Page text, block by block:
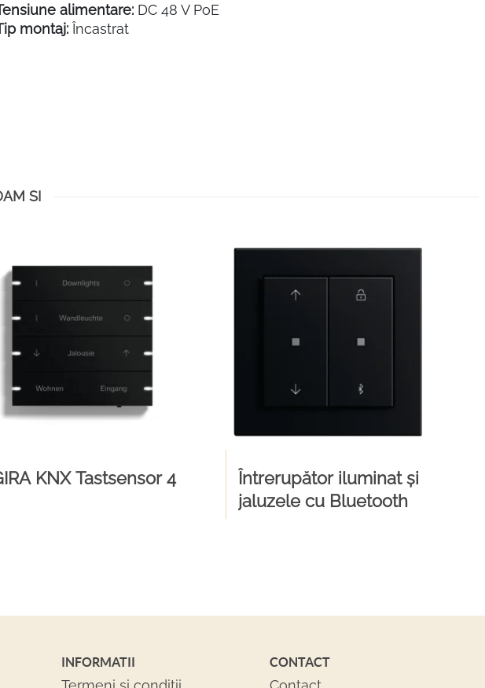
alimentare: DC 48 V PoE
montaj: Încastrat
SI
KNX Tastsensor 4
Întrerupător iluminat și
jaluzele cu Bluetooth
INFORMATII CONTACT